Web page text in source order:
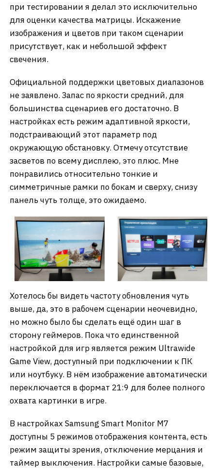
при тестировании я делал это исключительно
для оценки качества матрицы. Искажение
изображения и цветов при таком сценарии
присутствует, как и небольшой эффект
свечения.
Официальной поддержки цветовых диапазонов
не заявлено. Запас по яркости средний, для
большинства сценариев его достаточно. В
настройках есть режим адаптивной яркости,
подстраивающий этот параметр под
окружающую обстановку. Отмечу отсутствие
засветов по всему дисплею, это плюс. Мне
понравились относительно тонкие и
симметричные рамки по бокам и сверху, снизу
панель чуть толще, это ожидаемо.
Хотелось бы видеть частоту обновления чуть
выше, да, это в рабочем сценарии неочевидно,
но можно было бы сделать ещё один шаг в
сторону геймеров. Пока что единственной
настройкой для игр является режим Ultrawide
Game View, доступный при подключении к ПК
или ноутбуку. В нём изображение автоматически
переключается в формат 21:9 для более полного
охвата картинки в игре.
В настройках Samsung Smart Monitor M7
доступны 5 режимов отображения контента, есть
режим защиты зрения, отключение мерцания и
таймер выключения. Настройки самые базовые,